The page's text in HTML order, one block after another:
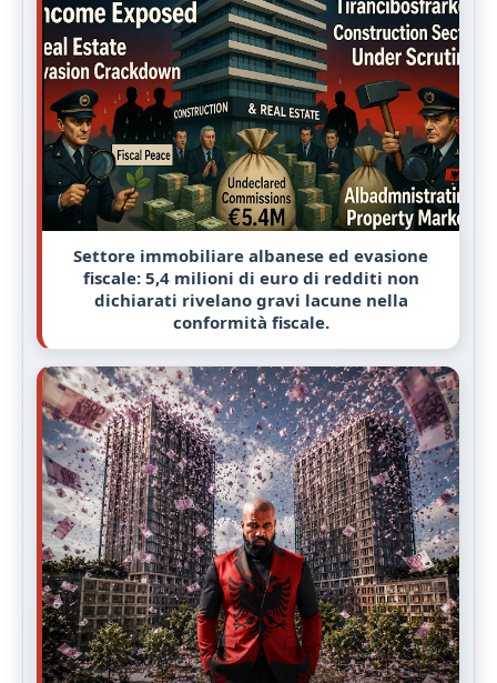
Settore immobiliare albanese ed evasione
fiscale: 5,4 milioni di euro di redditi non
dichiarati rivelano gravi lacune nella
conformità fiscale.